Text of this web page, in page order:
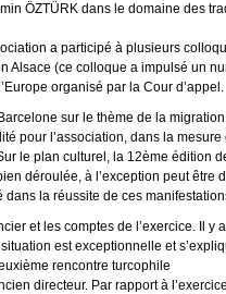
ÖZTÜRK dans le domaine des
a participé à plusieurs
Alsace (ce colloque a impulsé un
organisé par la Cour d’appel.
sur le thème de la
pour l’association, dans la mesure
le plan culturel, la 12ème édition
déroulée, à l’exception peut être
la réussite de ces
et les comptes de l’exercice. Il y
est exceptionnelle et
rencontre turcophile
directeur. Par rapport à